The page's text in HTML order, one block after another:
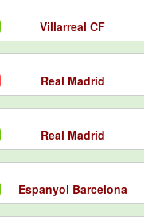
Villarreal CF
Real Madrid
Real Madrid
Espanyol Barcelona